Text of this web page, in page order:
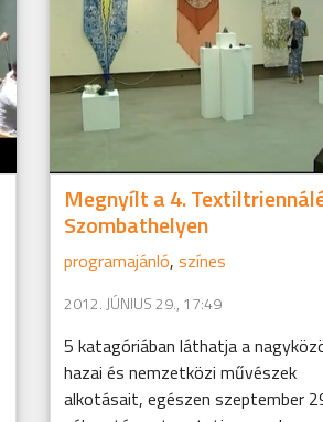
Megnyílt a 4.
Szombathelyen
programajánló, színes
2012. JÚNIUS 29., 17:49
5 katagóriában láthatja a
hazai és nemzetközi művészek
alkotásait, egészen szeptember